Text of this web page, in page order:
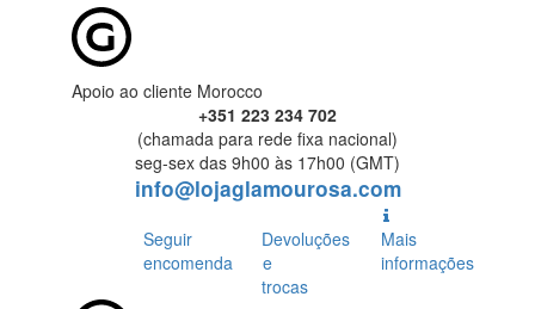
Apoio ao cliente Morocco
+351 223 234 702
(chamada para rede fixa nacional)
seg-sex das 9h00 às 17h00 (GMT)
info@lojaglamourosa.com
Seguir
encomenda
Devoluções
e
trocas
Mais
informações